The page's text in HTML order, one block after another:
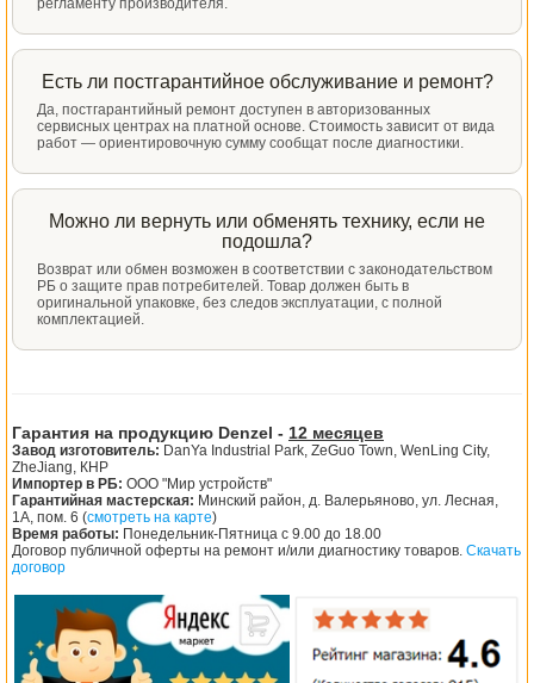
регламенту производителя.
Есть ли постгарантийное обслуживание и ремонт?
Да, постгарантийный ремонт доступен в авторизованных
сервисных центрах на платной основе. Стоимость зависит от вида
работ — ориентировочную сумму сообщат после диагностики.
Можно ли вернуть или обменять технику, если не
подошла?
Возврат или обмен возможен в соответствии с законодательством
РБ о защите прав потребителей. Товар должен быть в
оригинальной упаковке, без следов эксплуатации, с полной
комплектацией.
Гарантия на продукцию Denzel - 12 месяцев
Завод изготовитель: DanYa Industrial Park, ZeGuo Town, WenLing City,
ZheJiang, КНР
Импортер в РБ: ООО "Мир устройств"
Гарантийная мастерская: Минский район, д. Валерьяново, ул. Лесная,
1А, пом. 6 (смотреть на карте)
Время работы: Понедельник-Пятница с 9.00 до 18.00
Договор публичной оферты на ремонт и/или диагностику товаров. Скачать
договор